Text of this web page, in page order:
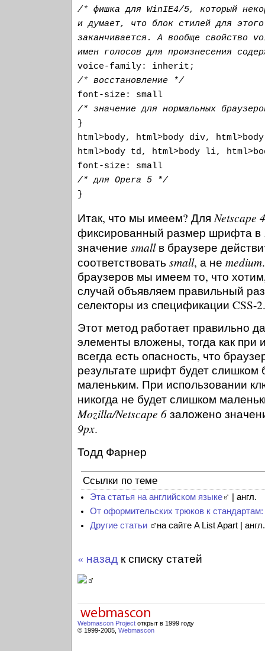
/* фишка для WinIE4/5, который
и думает, что блок стилей для
заканчивается. А вообще свойство
имен голосов для произнесения
voice-family: inherit;
/* восстановление */
font-size: small
/* значение для нормальных
}
html>body, html>body div,
html>body td, html>body li,
font-size: small
/* для Opera 5 */
}
Итак, что мы имеем? Для Netscape
фиксированный размер шрифта в
значение smallв браузере
соответствовать small, а не medium
браузеров мы имеем то, что
случай объявляем правильный
селекторы из спецификации CSS-2.
Этот метод работает правильно
элементы вложены, тогда как при
всегда есть опасность, что
результате шрифт будет
маленьким. При использовании
никогда не будет слишком
Mozilla/Netscape 6 заложено
9px.
Тодд Фарнер
Ссылки по теме
Эта статья на английском языке
| англ.
От оформительских трюков к
Другие статьи
на сайте A List Apart | англ.
« назад к списку статей
Webmascon Project открыт в 1999 году
© 1999-2005, Webmascon